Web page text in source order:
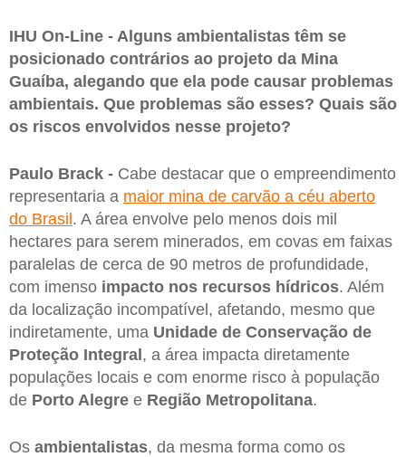
IHU On-Line - Alguns ambientalistas têm se
posicionado contrários ao projeto da Mina
Guaíba, alegando que ela pode causar problemas
ambientais. Que problemas são esses? Quais são
os riscos envolvidos nesse projeto?
Paulo Brack - Cabe destacar que o empreendimento
representaria a maior mina de carvão a céu aberto
do Brasil. A área envolve pelo menos dois mil
hectares para serem minerados, em covas em faixas
paralelas de cerca de 90 metros de profundidade,
com imenso impacto nos recursos hídricos. Além
da localização incompatível, afetando, mesmo que
indiretamente, uma Unidade de Conservação de
Proteção Integral, a área impacta diretamente
populações locais e com enorme risco à população
de Porto Alegre e Região Metropolitana.
Os ambientalistas, da mesma forma como os